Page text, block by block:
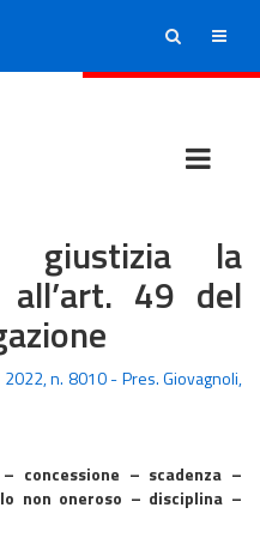
ricerca menu
giustizia la
49 del
n. 8010 - Pres. Giovagnoli,
concessione – scadenza –
non oneroso – disciplina –